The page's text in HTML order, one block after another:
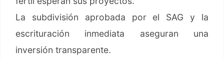
La subdivisión aprobada por el SAG y la
escrituración inmediata aseguran una
inversión transparente.